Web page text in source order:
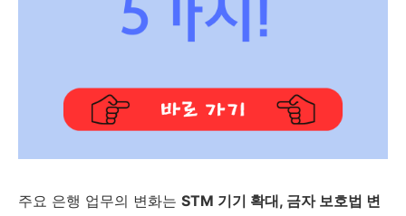
주요 은행 업무의 변화는 STM 기기 확대, 금자 보호법 변